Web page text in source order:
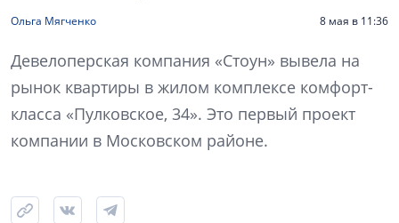
Ольга Мягченко 8 мая в 11:36
Девелоперская компания «Стоун» вывела на
рынок квартиры в жилом комплексе комфорт-
класса «Пулковское, 34». Это первый проект
компании в Московском районе.